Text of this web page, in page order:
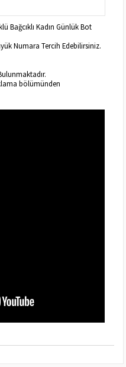
Bağcıklı Kadın Günlük Bot
Numara Tercih Edebilirsiniz.
bölümünden